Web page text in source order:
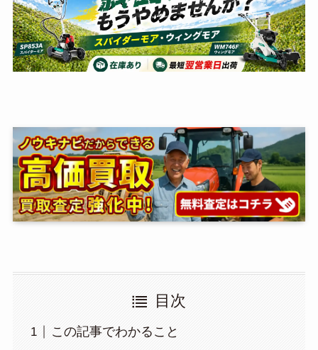
目次
この記事でわかること